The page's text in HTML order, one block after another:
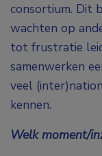
consortium. Dit
wachten op
tot frustratie
samenwerken
veel
kennen.
Welk moment/